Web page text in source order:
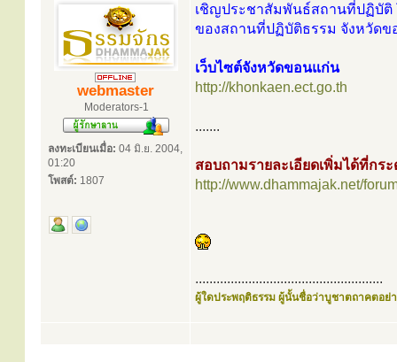
webmaster
Moderators-1
ลงทะเบียนเมื่อ: 04 มิ.ย. 2004,
01:20
โพสต์: 1807
เชิญประชาสัมพันธ์สถานที่ปฏิบัติ
ของสถานที่ปฏิบัติธรรม จังหวัดข
เว็บไซต์จังหวัดขอนแก่น
http://khonkaen.ect.go.th
.......
สอบถามรายละเอียดเพิ่มได้ที่กร
http://www.dhammajak.net/
.....................................................
ผู้ใดประพฤติธรรม ผู้นั้นชื่อว่าบูชาตถาคตอย่า